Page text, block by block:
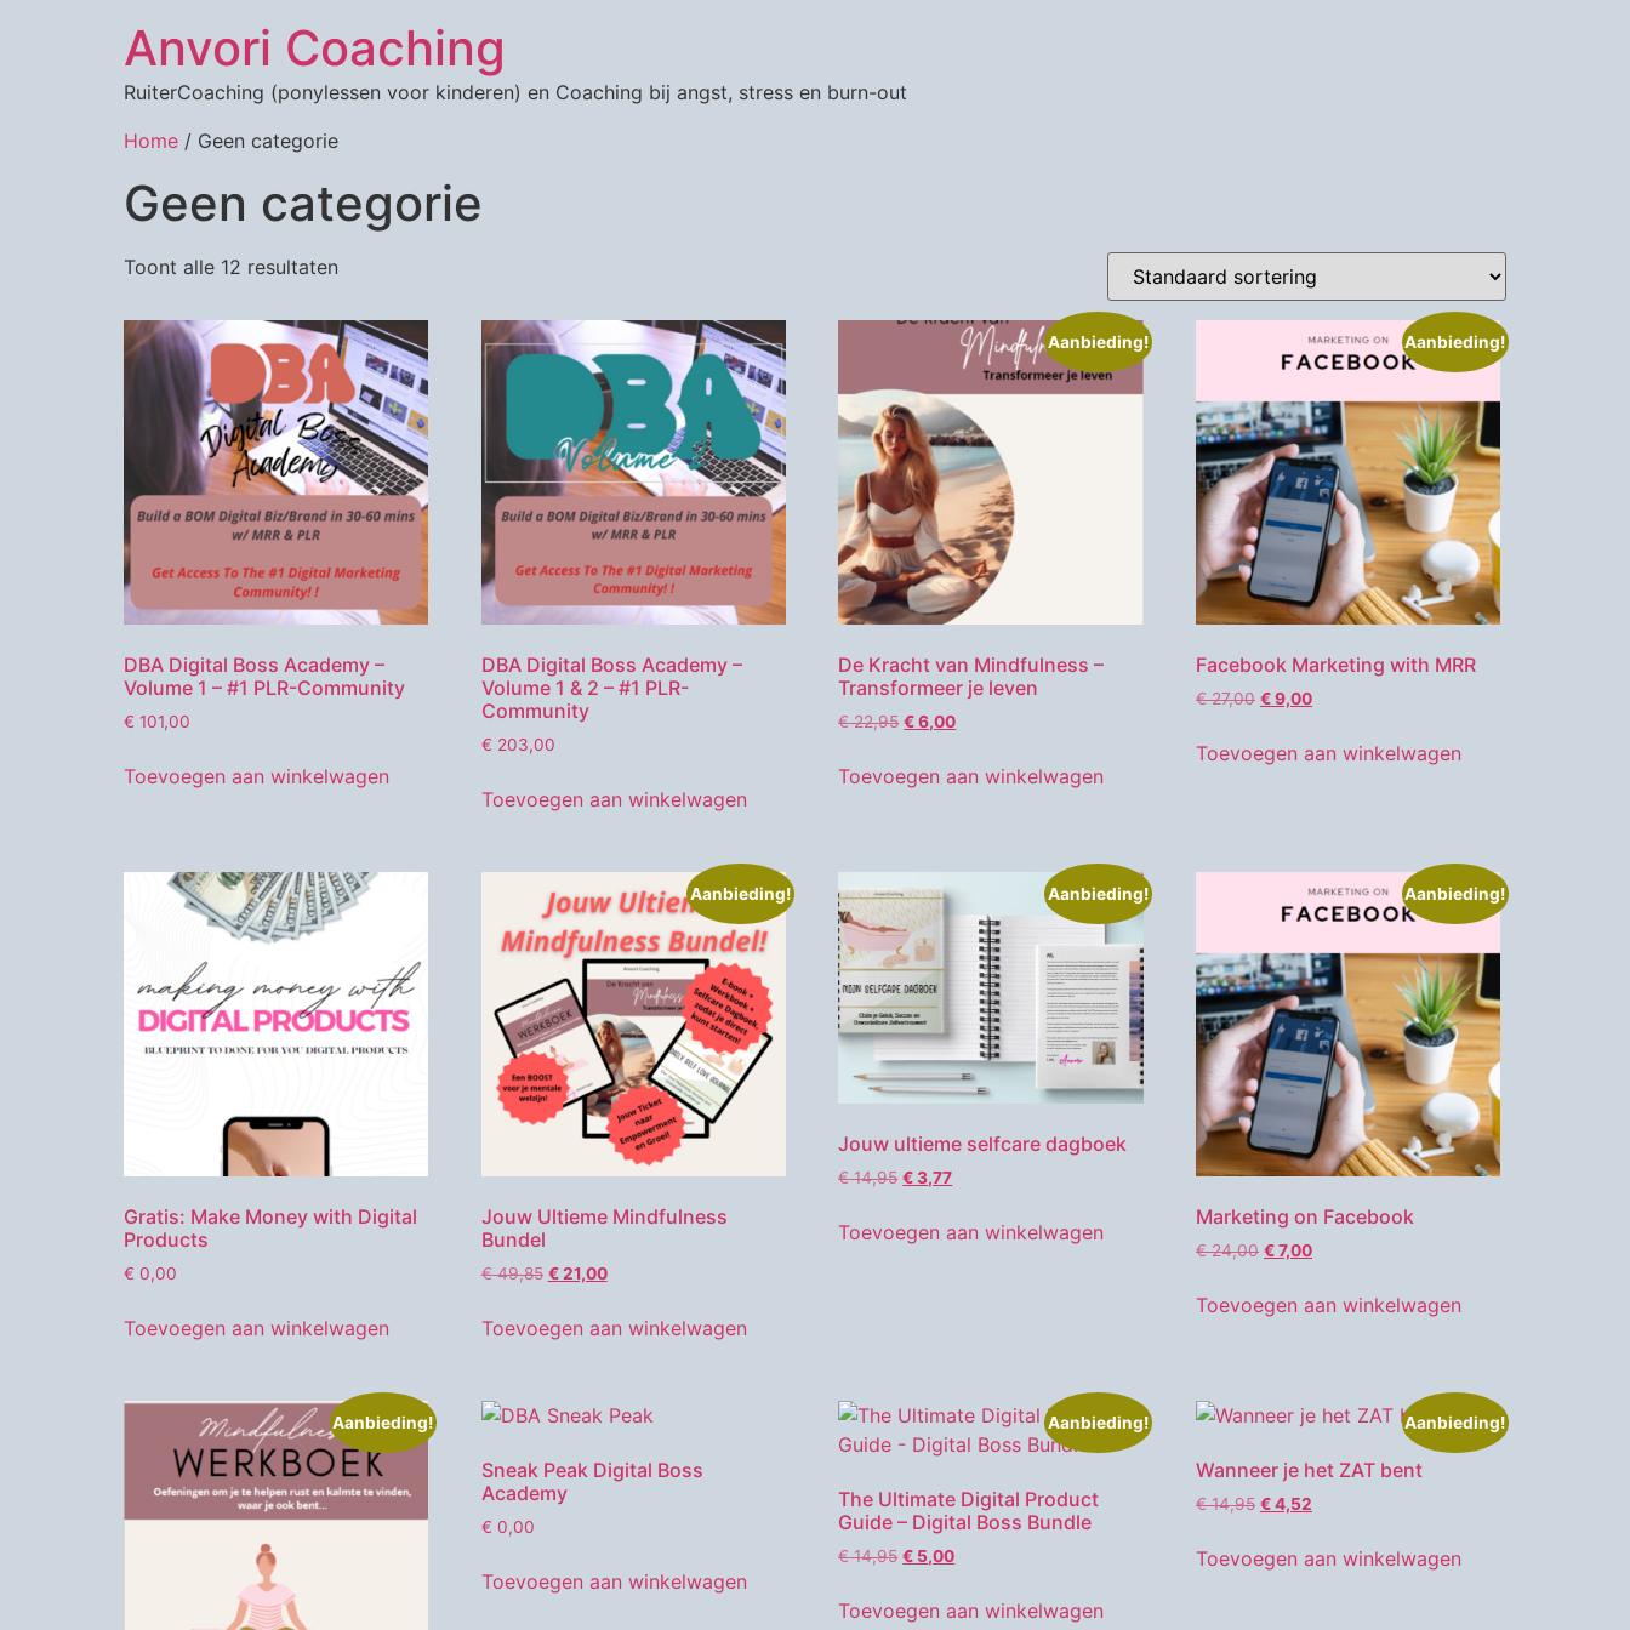
Anvori Coaching
RuiterCoaching (ponylessen voor kinderen) en Coaching bij angst, stress en burn-out
Home / Geen categorie
Geen categorie
Toont alle 12 resultaten
DBA Digital Boss Academy –
Volume 1 – #1 PLR-Community
€ 101,00
Toevoegen aan winkelwagen
DBA Digital Boss Academy –
Volume 1 & 2 – #1 PLR-
Community
€ 203,00
Toevoegen aan winkelwagen
Aanbieding!
De Kracht van Mindfulness –
Transformeer je leven
€22,95 €6,00
Toevoegen aan winkelwagen
Aanbieding!
Facebook Marketing with MRR
€27,00 €9,00
Toevoegen aan winkelwagen
Gratis: Make Money with Digital
Products
€ 0,00
Toevoegen aan winkelwagen
Aanbieding!
Jouw Ultieme Mindfulness
Bundel
€49,85 €21,00
Toevoegen aan winkelwagen
Aanbieding!
Jouw ultieme selfcare dagboek
€14,95 €3,77
Toevoegen aan winkelwagen
Aanbieding!
Marketing on Facebook
€24,00 €7,00
Toevoegen aan winkelwagen
Aanbieding!
Sneak Peak Digital Boss
Academy
€ 0,00
Toevoegen aan winkelwagen
Aanbieding!
The Ultimate Digital Product
Guide – Digital Boss Bundle
€14,95 € 5,00
Toevoegen aan winkelwagen
Aanbieding!
Wanneer je het ZAT bent
€14,95 €4,52
Toevoegen aan winkelwagen